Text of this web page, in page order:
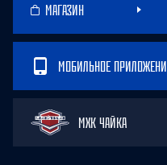
МАГАЗИН
МОБИЛЬНОЕ
МХК ЧАЙКА